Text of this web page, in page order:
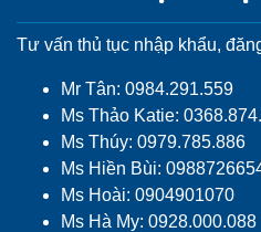
Tư vấn thủ tục nhập khẩu,
Mr Tân: 0984.291.559
Ms Thảo Katie:
Ms Thúy: 0979.785.886
Ms Hiền Bùi:
Ms Hoài: 0904901070
Ms Hà My: 0928.000.088